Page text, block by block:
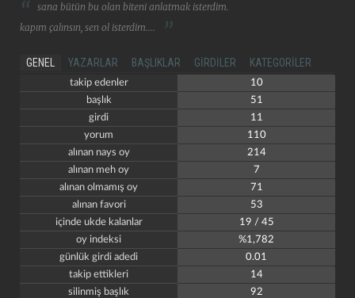
sana bütün bu olan biteni anlatmak isterdim.
kapım çalınsın, sen ol isterdim....
GENEL YAZARLAR BAŞLIKLAR GIRDILER KATEGORILER
takip edenler
10
başlık
51
girdi
11
yorum
110
alınan nays oy
214
alınan meh oy
7
alınan olmamış oy
71
alınan favori
53
içinde ukde kalanlar
19 / 45
oy indeksi
%1,782
günlük girdi adedi
0.01
takip ettikleri
14
silinmiş başlık
92